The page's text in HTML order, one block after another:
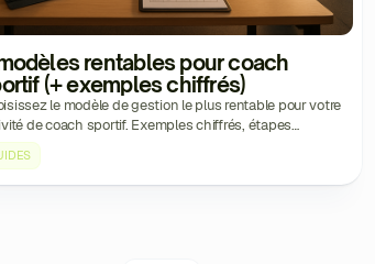
rentables pour coach
(+ exemples chiffrés)
le modèle de gestion le plus rentable pour votre
de coach sportif. Exemples chiffrés, étapes
et outils pour vendre, planifier et fidéliser.